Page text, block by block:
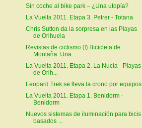
Sin coche al bike park – ¿Una utopía?
La Vuelta 2011. Etapa 3. Petrer - Totana
Chris Sutton da la sorpresa en las Playas
de Orihuela
Revistas de ciclismo (I) Bicicleta de
Montaña. Una...
La Vuelta 2011. Etapa 2. La Nucía - Playas
de Orih...
Leopard Trek se lleva la crono por equipos
La Vuelta 2011. Etapa 1. Benidorm -
Benidorm
Nuevos sistemas de iluminación para bicis
basados ...